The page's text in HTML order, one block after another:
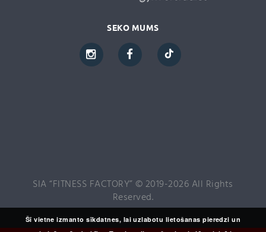
SEKO MUMS
SIA “FITNESS FACTORY” © 2019-2026 All Rights
Reserved.
Šī vietne izmanto sīkdatnes, lai uzlabotu lietošanas pieredzi un